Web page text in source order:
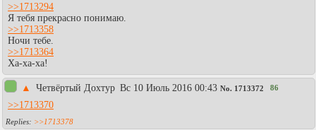
>>1713294
Я тебя прекрасно понимаю.
>>1713358
Ночи тебе.
>>1713364
Ха-ха-ха!
▲ Четвёртый Дохтур Вc 10 Июль 2016 00:43 No. 1713372 86
>>1713370
>>1713378